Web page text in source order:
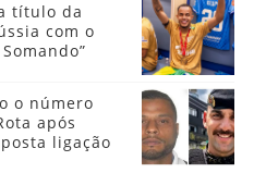
título da
com o
o número
após
ligação